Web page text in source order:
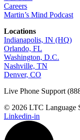
Careers
Martin’s Mind Podcast
Locations
Indianapolis, IN (HQ)
Orlando, FL
Washington, D.C.
Nashville, TN
Denver, CO
Live Phone Support
© 2026 LTC Language
Linkedin-in